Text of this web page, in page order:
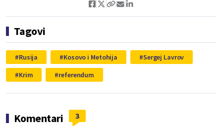
Tagovi
Rusija Kosovo i Metohija
Sergej Lavrov
Krim
referendum
Komentari 3